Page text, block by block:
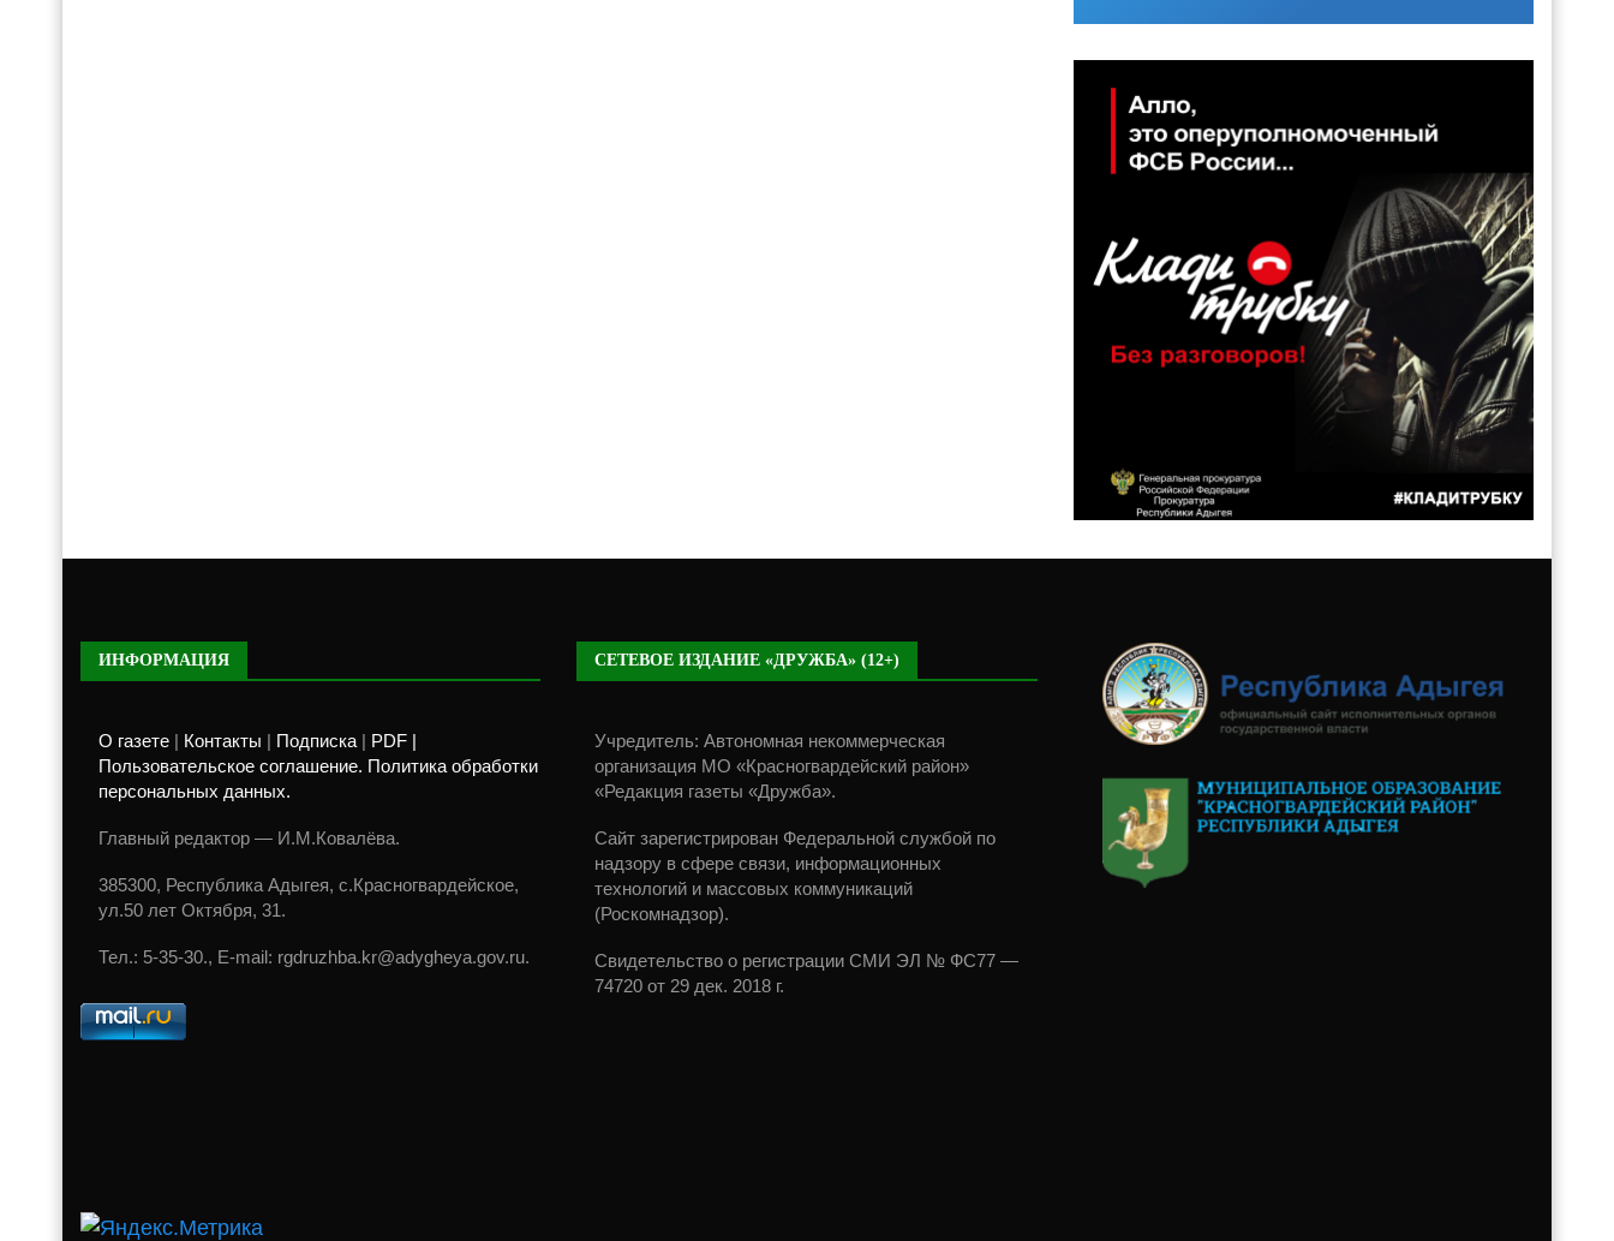
ИНФОРМАЦИЯ
О газете Контакты Подписка
PDF |
Пользовательское соглашение. Политика обработки
персональных данных.
Главный редактор — И.М.Ковалёва.
385300, Республика Адыгея, с.Красногвардейское,
ул.50 лет Октября, 31.
Тел.: 5-35-30., E-mail: rgdruzhba.kr@adygheya.gov.ru.
СЕТЕВОЕ ИЗДАНИЕ «ДРУЖБА» (12+)
Учредитель: Автономная некоммерческая
организация МО «Красногвардейский район»
«Редакция газеты «Дружба».
Сайт зарегистрирован Федеральной службой по
надзору в сфере связи, информационных
технологий и массовых коммуникаций
(Роскомнадзор).
Свидетельство о регистрации СМИ ЭЛ № ФС77 —
74720 от 29 дек. 2018 г.